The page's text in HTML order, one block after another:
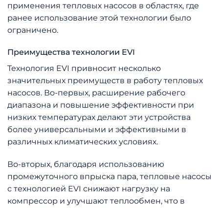
применения тепловых насосов в областях, где
ранее использование этой технологии было
ограничено.
Преимущества технологии EVI
Технология EVI привносит несколько
значительных преимуществ в работу тепловых
насосов. Во-первых, расширение рабочего
диапазона и повышение эффективности при
низких температурах делают эти устройства
более универсальными и эффективными в
различных климатических условиях.
Во-вторых, благодаря использованию
промежуточного впрыска пара, тепловые насосы
с технологией EVI снижают нагрузку на
компрессор и улучшают теплообмен, что в